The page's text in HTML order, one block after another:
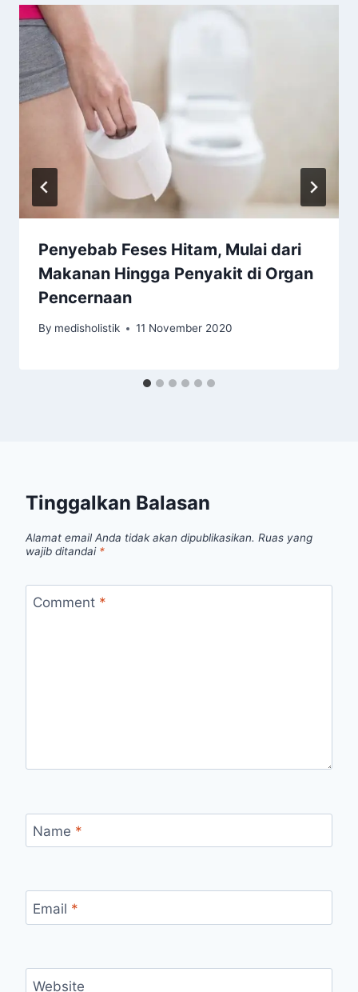
Penyebab Feses Hitam, Mulai dari
Makanan Hingga Penyakit di Organ
Pencernaan
By medisholistik 11 November 2020
Tinggalkan Balasan
Alamat email Anda tidak akan dipublikasikan. Ruas yang
wajib ditandai *
Comment *
Name *
Email *
Website